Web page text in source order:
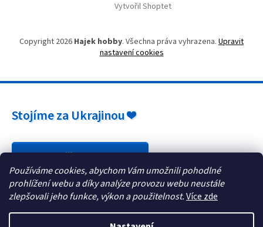
Používáme cookies, abychom Vám umožnili pohodlné
prohlížení webu a díky analýze provozu webu neustále
zlepšovali jeho funkce, výkon a použitelnost.Více zde
Vytvořil Shoptet
Copyright 2026 Hajek hobby. Všechna práva vyhrazena. Upravit
nastavení cookies
Stojíme za Ukrajinou ❤️